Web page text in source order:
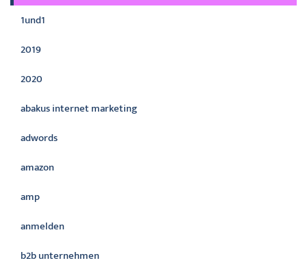
1und1
2019
2020
abakus internet marketing
adwords
amazon
amp
anmelden
b2b unternehmen